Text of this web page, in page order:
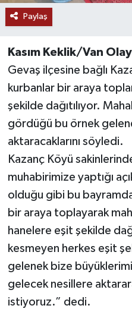
Paylaş
Kasım Keklik/Van Olay
Gevaş ilçesine bağlı
kurbanlar bir araya
şekilde dağıtılıyor.
gördüğü bu örnek
aktaracaklarını söyledi.
Kazanç Köyü
muhabirimize yaptığı
olduğu gibi bu
bir araya toplayarak
hanelere eşit şekilde
kesmeyen herkes eşit
gelenek bize
gelecek nesillere
istiyoruz.” dedi.